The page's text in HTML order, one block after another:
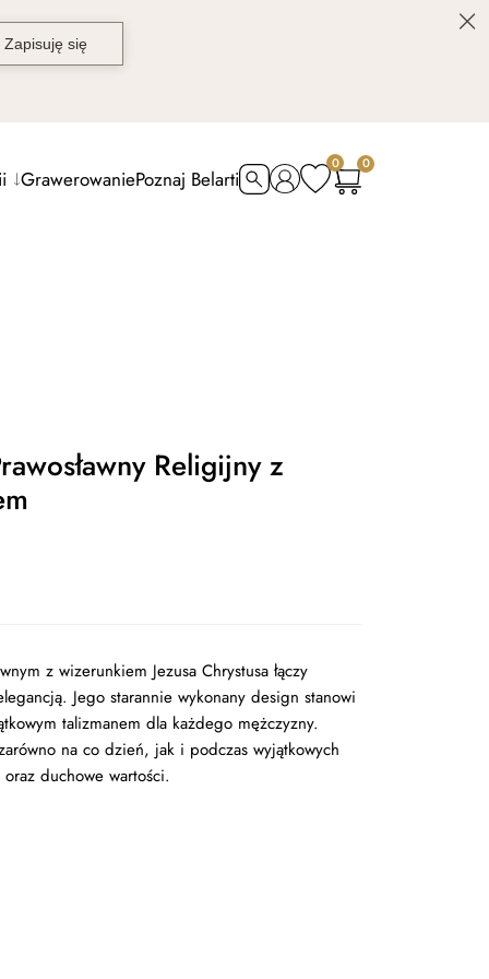
GrawerowaniePoznaj Belarti
0 0
Religijny z
z wizerunkiem Jezusa Chrystusa łączy
Jego starannie wykonany design stanowi
talizmanem dla każdego mężczyzny.
na co dzień, jak i podczas wyjątkowych
duchowe wartości.